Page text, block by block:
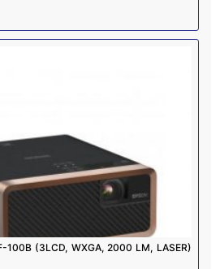
(3LCD, WXGA, 2000 LM, LASER)